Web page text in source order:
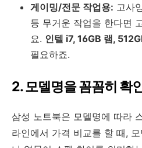
게이밍/전문 작업용: 고사
등 무거운 작업을 한다면
요. 인텔 i7, 16GB 램,
필요하죠.
2. 모델명을 꼼꼼히 확
삼성 노트북은 모델명에 따라
라인에서 가격 비교를 할 때,